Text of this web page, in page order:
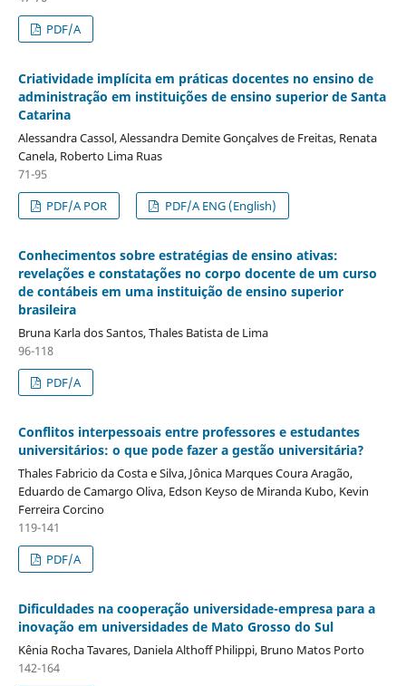
PDF/A
Criatividade implícita em práticas docentes no ensino de
administração em instituições de ensino superior de Santa
Catarina
Alessandra Cassol, Alessandra Demite Gonçalves de Freitas, Renata
Canela, Roberto Lima Ruas
71-95
PDF/A POR
PDF/A ENG (English)
Conhecimentos sobre estratégias de ensino ativas:
revelações e constatações no corpo docente de um curso
de contábeis em uma instituição de ensino superior
brasileira
Bruna Karla dos Santos, Thales Batista de Lima
96-118
PDF/A
Conflitos interpessoais entre professores e estudantes
universitários: o que pode fazer a gestão universitária?
Thales Fabricio da Costa e Silva, Jônica Marques Coura Aragão,
Eduardo de Camargo Oliva, Edson Keyso de Miranda Kubo, Kevin
Ferreira Corcino
119-141
PDF/A
Dificuldades na cooperação universidade-empresa para a
inovação em universidades de Mato Grosso do Sul
Kênia Rocha Tavares, Daniela Althoff Philippi, Bruno Matos Porto
142-164